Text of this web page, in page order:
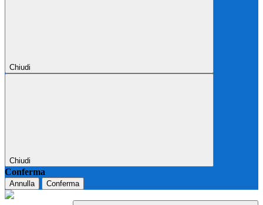
Chiudi
Chiudi
Conferma
Annulla Conferma